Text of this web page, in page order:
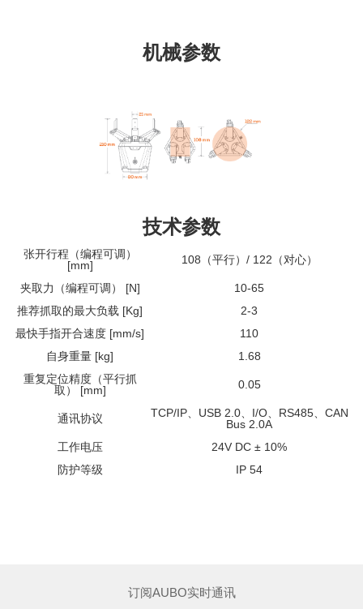
机械参数
技术参数
张开行程（编程可调）
[mm]
108（平行）/ 122（对心）
夹取力（编程可调） [N]
10-65
推荐抓取的最大负载 [Kg]
2-3
最快手指开合速度 [mm/s]
110
自身重量 [kg]
1.68
重复定位精度（平行抓
取） [mm]
0.05
通讯协议
TCP/IP、USB 2.0、I/O、RS485、CAN
Bus 2.0A
工作电压
24V DC ± 10%
防护等级
IP 54
订阅AUBO实时通讯